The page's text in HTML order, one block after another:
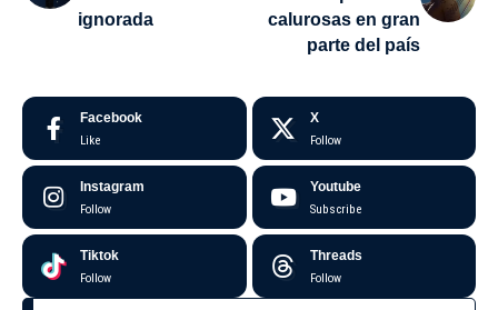
ignorada
calurosas en gran
parte del país
Facebook
Like
X
Follow
Instagram
Follow
Youtube
Subscribe
Tiktok
Follow
Threads
Follow